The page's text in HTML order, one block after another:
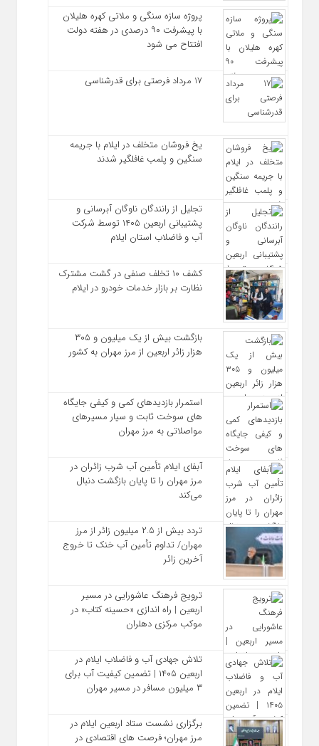
پروژه سازه سنگی و ملاتی کهره هلیلان
با پیشرفت ۹۰ درصدی در هفته دولت
افتتاح می شود
17 مرداد فرصتی برای قدرشناسی
یخ‌ فروشان متخلف در ایلام با جریمه
سنگین و پلمب غافلگیر شدند
تجلیل از رانندگان ناوگان آبرسانی و
پشتیبانی اربعین ۱۴۰۵ توسط شرکت
آب و فاضلاب استان ایلام
کشف ۱۰ تخلف صنفی در گشت مشترک
نظارت بر بازار خدمات خودرو در ایلام
بازگشت بیش از یک میلیون و ۳۰۵
هزار زائر اربعین از مرز مهران به کشور
استمرار بازدیدهای کمی و کیفی جایگاه‌
های سوخت ثابت و سیار مسیرهای
مواصلاتی به مرز مهران
آبفای ایلام تأمین آب شرب زائران در
مرز مهران را تا پایان بازگشت دنبال
می‌کند
تردد بیش از ۲.۵ میلیون زائر از مرز
مهران/ تداوم تأمین آب خنک تا خروج
آخرین زائر
ترویج فرهنگ عاشورایی در مسیر
اربعین | راه‌ اندازی «حسینه کتاب» در
موکب مرکزی دهلران
تلاش جهادی آب و فاضلاب ایلام در
اربعین ۱۴۰۵ | تضمین کیفیت آب برای
۳ میلیون مسافر در مسیر مهران
برگزاری نشست ستاد اربعین ایلام در
مرز مهران؛ فرصت‌ های اقتصادی در